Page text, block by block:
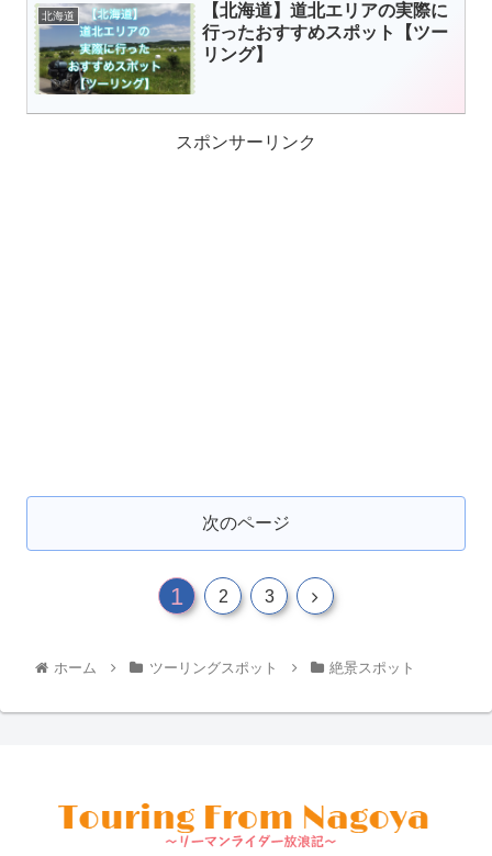
北海道
【北海道】道北エリアの実際に
行ったおすすめスポット【ツー
リング】
スポンサーリンク
次のページ
1 2 3
ホーム ツーリングスポット 絶景スポット